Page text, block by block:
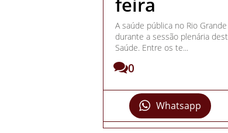
A saúde pública no Rio
durante a sessão plenária
Saúde. Entre os te...
0
Whatsapp